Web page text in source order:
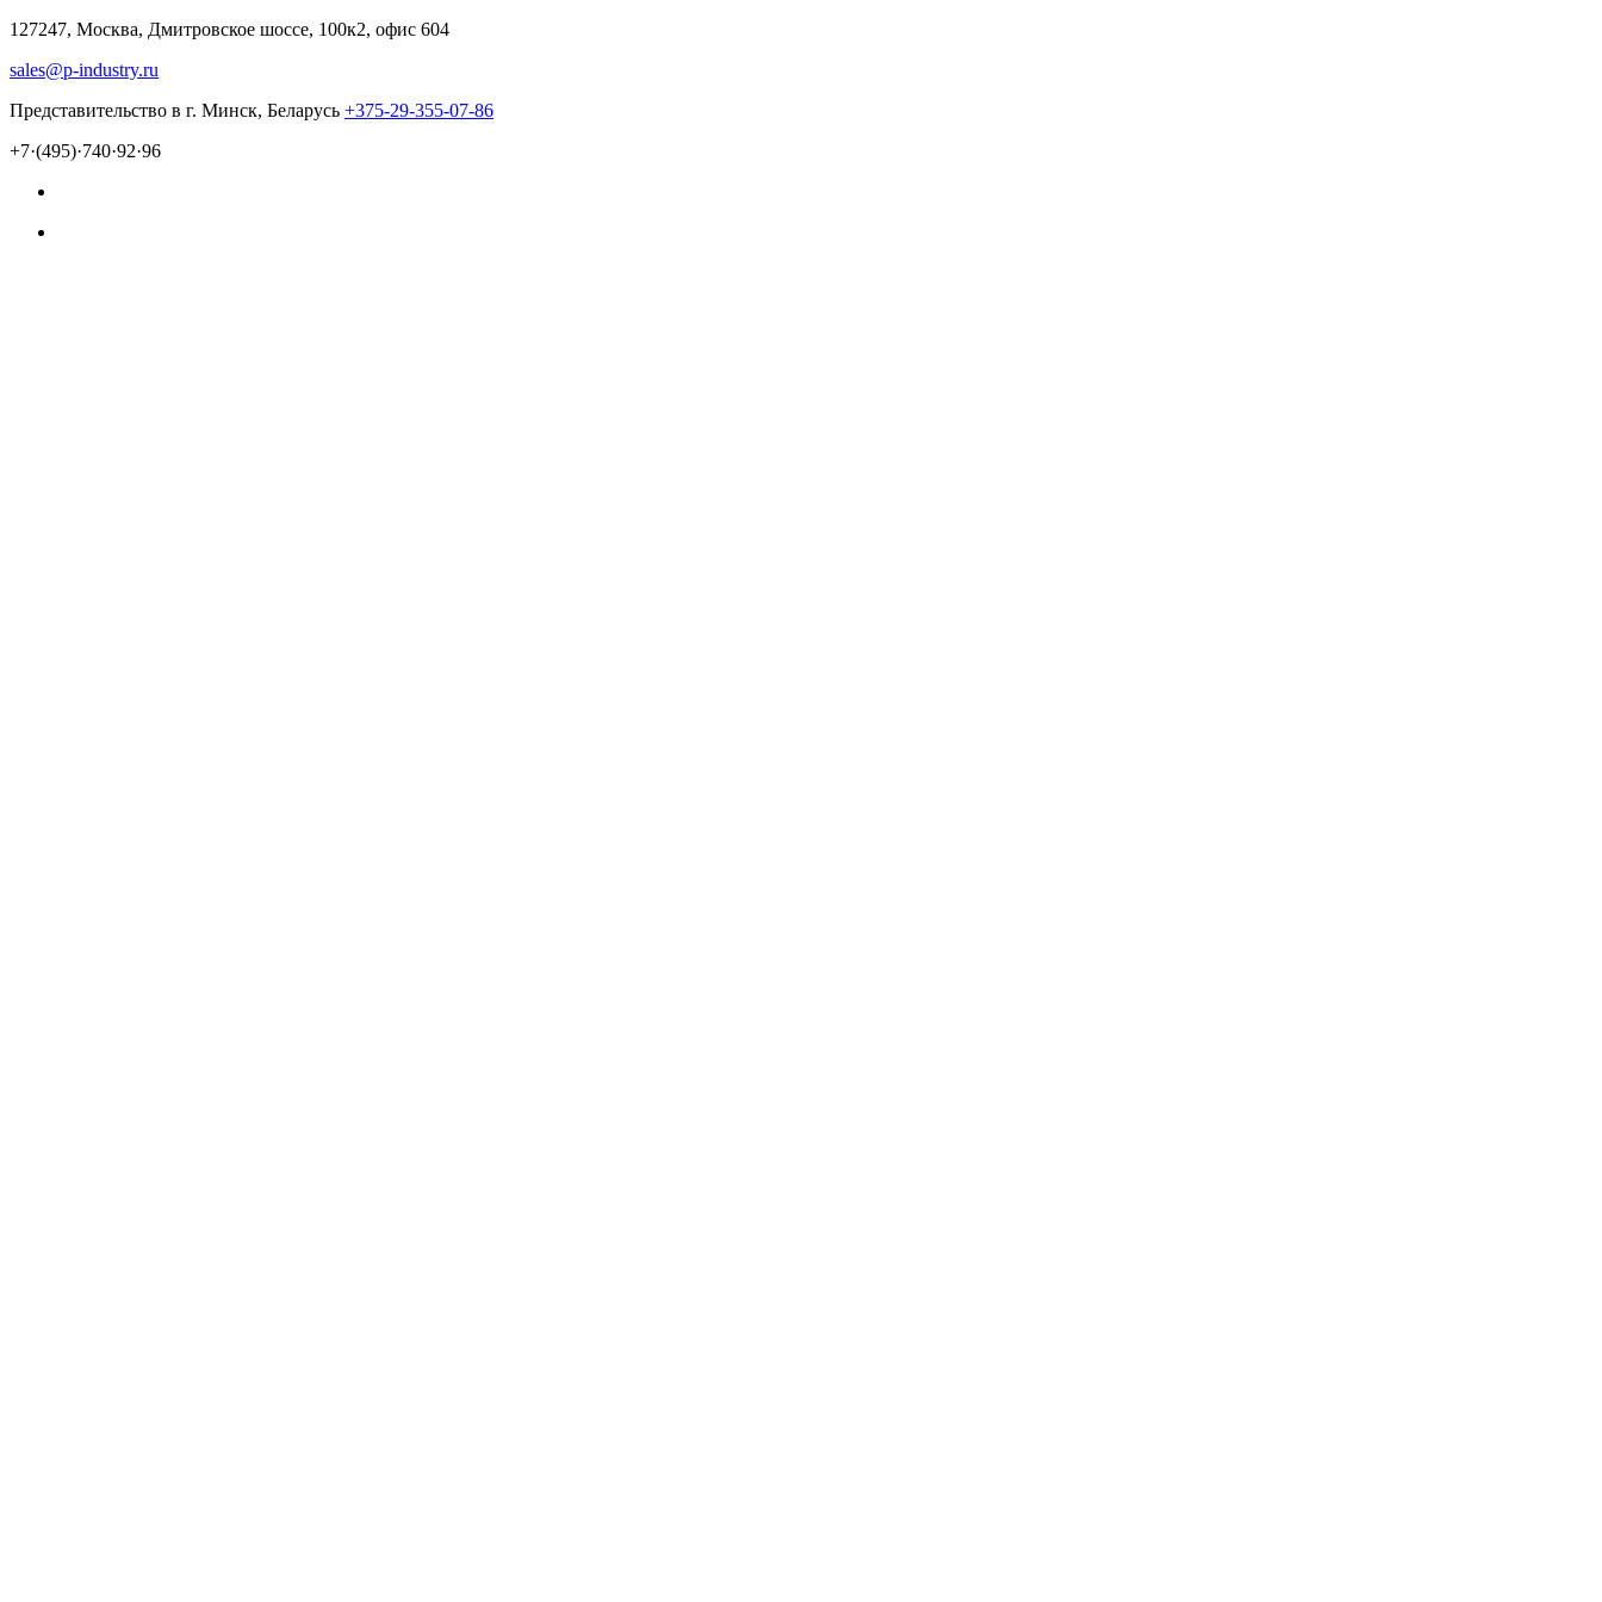
127247, Москва, Дмитровское шоссе, 100к2, офис 604
sales@p-industry.ru
Представительство в г. Минск, Беларусь +375-29-355-07-86
+7·(495)·740·92·96